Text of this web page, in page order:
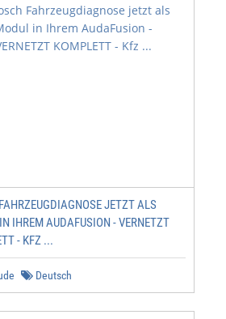
JETZT ALS
IHREM AUDAFUSION - VERNETZT
- KFZ ...
Deutsch